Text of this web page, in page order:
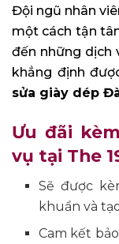
Đội ngũ nhân
một cách tận
đến những dịch
khẳng định
sửa giày dép
Ưu đãi
vụ tại The
Sẽ được
khuẩn và
Cam kết